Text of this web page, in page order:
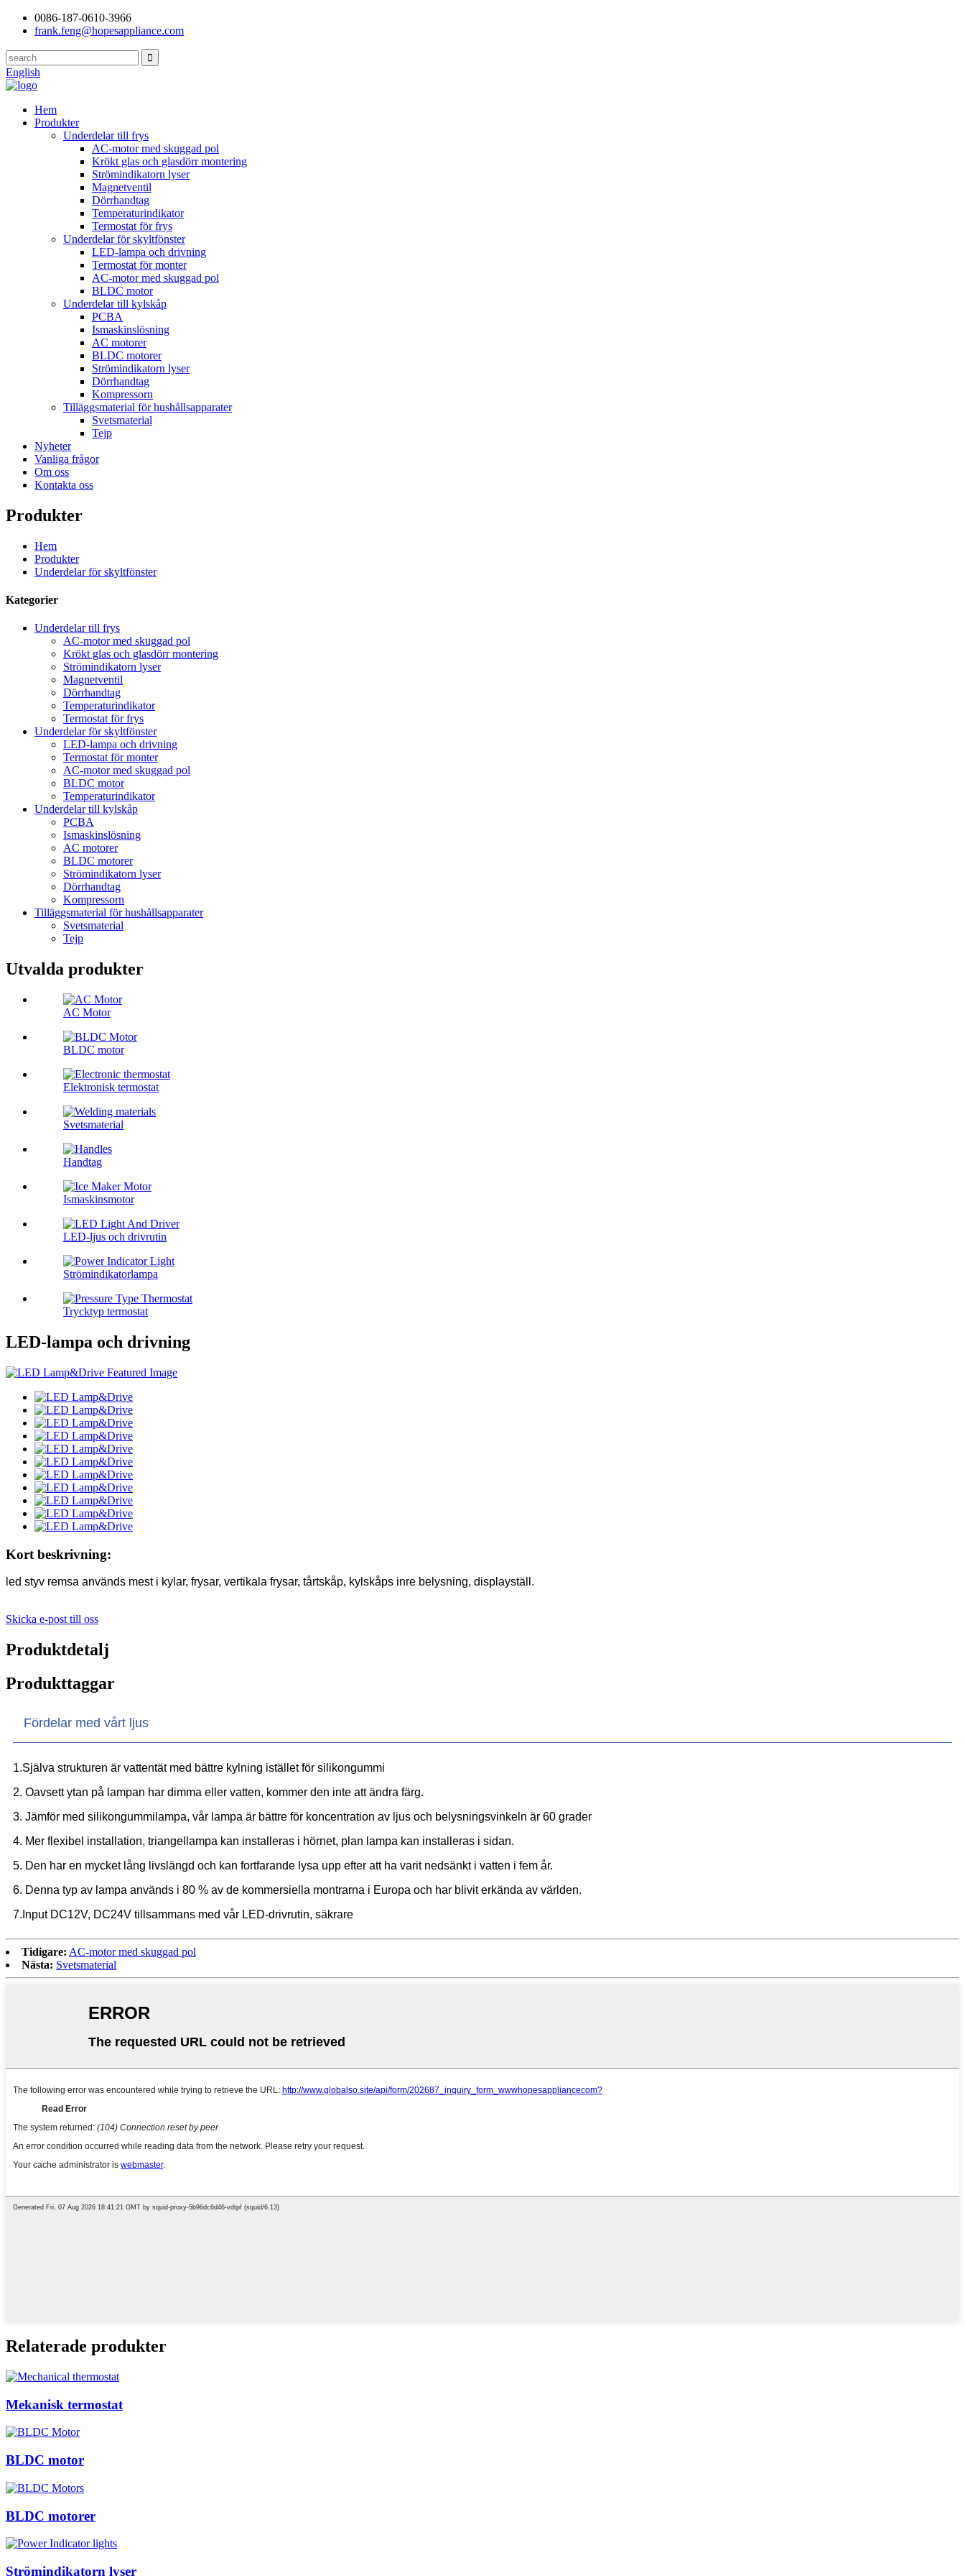
0086-187-0610-3966
frank.feng@hopesappliance.com
English
Hem
Produkter
Underdelar till frys
AC-motor med skuggad pol
Krökt glas och glasdörr montering
Strömindikatorn lyser
Magnetventil
Dörrhandtag
Temperaturindikator
Termostat för frys
Underdelar för skyltfönster
LED-lampa och drivning
Termostat för monter
AC-motor med skuggad pol
BLDC motor
Underdelar till kylskåp
PCBA
Ismaskinslösning
AC motorer
BLDC motorer
Strömindikatorn lyser
Dörrhandtag
Kompressorn
Tilläggsmaterial för hushållsapparater
Svetsmaterial
Tejp
Nyheter
Vanliga frågor
Om oss
Kontakta oss
Produkter
Hem
Produkter
Underdelar för skyltfönster
Kategorier
Underdelar till frys
AC-motor med skuggad pol
Krökt glas och glasdörr montering
Strömindikatorn lyser
Magnetventil
Dörrhandtag
Temperaturindikator
Termostat för frys
Underdelar för skyltfönster
LED-lampa och drivning
Termostat för monter
AC-motor med skuggad pol
BLDC motor
Temperaturindikator
Underdelar till kylskåp
PCBA
Ismaskinslösning
AC motorer
BLDC motorer
Strömindikatorn lyser
Dörrhandtag
Kompressorn
Tilläggsmaterial för hushållsapparater
Svetsmaterial
Tejp
Utvalda produkter
AC Motor
BLDC motor
Elektronisk termostat
Svetsmaterial
Handtag
Ismaskinsmotor
LED-ljus och drivrutin
Strömindikatorlampa
Trycktyp termostat
LED-lampa och drivning
Kort beskrivning:
led styv remsa används mest i kylar, frysar, vertikala frysar, tårtskåp, kylskåps inre belysning, displayställ.
Skicka e-post till oss
Produktdetalj
Produkttaggar
Fördelar med vårt ljus
1.Själva strukturen är vattentät med bättre kylning istället för silikongummi
2. Oavsett ytan på lampan har dimma eller vatten, kommer den inte att ändra färg.
3. Jämför med silikongummilampa, vår lampa är bättre för koncentration av ljus och belysningsvinkeln är 60 grader
4. Mer flexibel installation, triangellampa kan installeras i hörnet, plan lampa kan installeras i sidan.
5. Den har en mycket lång livslängd och kan fortfarande lysa upp efter att ha varit nedsänkt i vatten i fem år.
6. Denna typ av lampa används i 80 % av de kommersiella montrarna i Europa och har blivit erkända av världen.
7.Input DC12V, DC24V tillsammans med vår LED-drivrutin, säkrare
Tidigare: AC-motor med skuggad pol
Nästa: Svetsmaterial
Relaterade produkter
Mekanisk termostat
BLDC motor
BLDC motorer
Strömindikatorn lyser